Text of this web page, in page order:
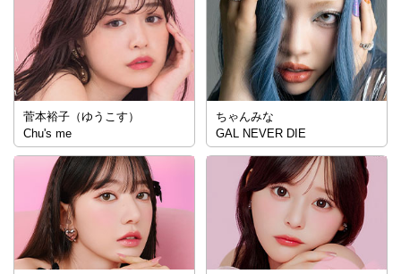
菅本裕子（ゆうこす）
Chu's me
ちゃんみな
GAL NEVER DIE